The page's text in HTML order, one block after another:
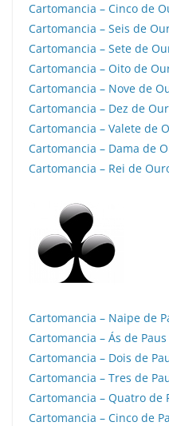
Cartomancia – Cinco de
Cartomancia – Seis de
Cartomancia – Sete de
Cartomancia – Oito de
Cartomancia – Nove de
Cartomancia – Dez de
Cartomancia – Valete de
Cartomancia – Dama de
Cartomancia – Rei de
Cartomancia – Naipe de
Cartomancia – Ás de Paus
Cartomancia – Dois de
Cartomancia – Tres de
Cartomancia – Quatro de
Cartomancia – Cinco de